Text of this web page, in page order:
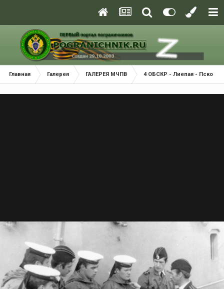
Главная Галерея ГАЛЕРЕЯ МЧПВ 4 ОБСКР - Лиепая - Псков